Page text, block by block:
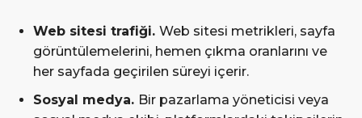
Web sitesi trafiği. Web sitesi metrikleri, sayfa
görüntülemelerini, hemen çıkma oranlarını ve
her sayfada geçirilen süreyi içerir.
Sosyal medya. Bir pazarlama yöneticisi veya